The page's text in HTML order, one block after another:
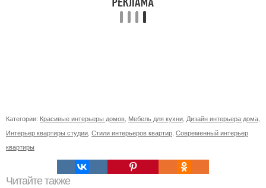
Категории: Красивые интерьеры домов, Мебель для кухни, Дизайн интерьера дома,
Интерьер квартиры студии, Стили интерьеров квартир, Современный интерьер
квартиры
Читайте также